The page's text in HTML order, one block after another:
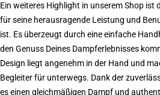
Ein weiteres Highlight in unserem Shop ist
für seine herausragende Leistung und
ist. Es überzeugt durch eine einfache
den Genuss Deines Dampferlebnisses
Design liegt angenehm in der Hand und
Begleiter für unterwegs. Dank der
es einen gleichmäßigen Dampf und